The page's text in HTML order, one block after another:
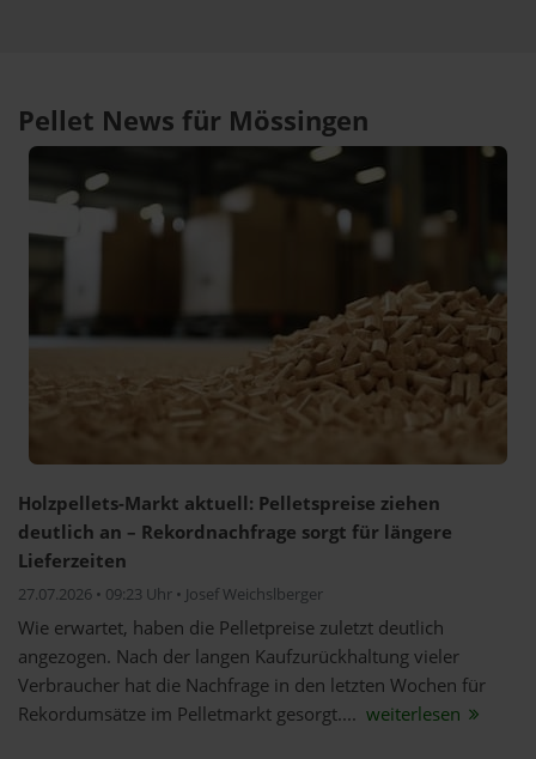
Pellet News für Mössingen
Holzpellets-Markt aktuell: Pelletspreise ziehen
deutlich an – Rekordnachfrage sorgt für längere
Lieferzeiten
27.07.2026 • 09:23 Uhr • Josef Weichslberger
Wie erwartet, haben die Pelletpreise zuletzt deutlich
angezogen. Nach der langen Kaufzurückhaltung vieler
Verbraucher hat die Nachfrage in den letzten Wochen für
Rekordumsätze im Pelletmarkt gesorgt.... weiterlesen